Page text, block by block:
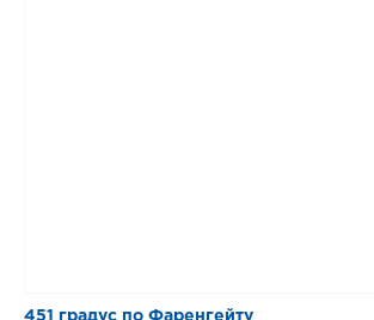
451 градус по Фаренгейту